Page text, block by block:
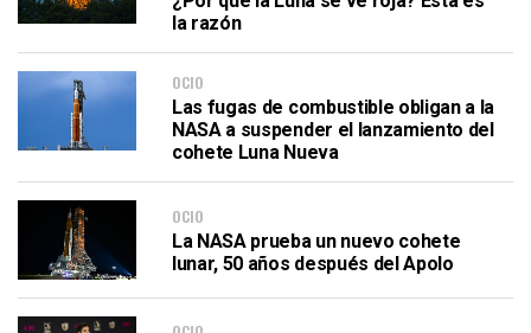
la razón
OCIO
Las fugas de combustible obligan a la
NASA a suspender el lanzamiento del
cohete Luna Nueva
OCIO
La NASA prueba un nuevo cohete
lunar, 50 años después del Apolo